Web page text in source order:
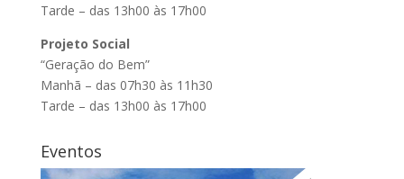
Tarde – das 13h00 às 17h00
Projeto Social
“Geração do Bem”
Manhã – das 07h30 às 11h30
Tarde – das 13h00 às 17h00
Eventos